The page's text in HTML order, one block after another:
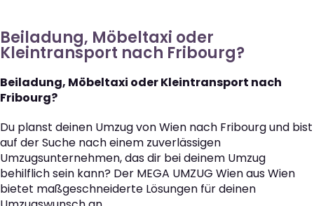
Beiladung, Möbeltaxi oder
Kleintransport nach Fribourg?
Beiladung, Möbeltaxi oder Kleintransport nach
Fribourg?
Du planst deinen Umzug von Wien nach Fribourg und bist
auf der Suche nach einem zuverlässigen
Umzugsunternehmen, das dir bei deinem Umzug
behilflich sein kann? Der MEGA UMZUG Wien aus Wien
bietet maßgeschneiderte Lösungen für deinen